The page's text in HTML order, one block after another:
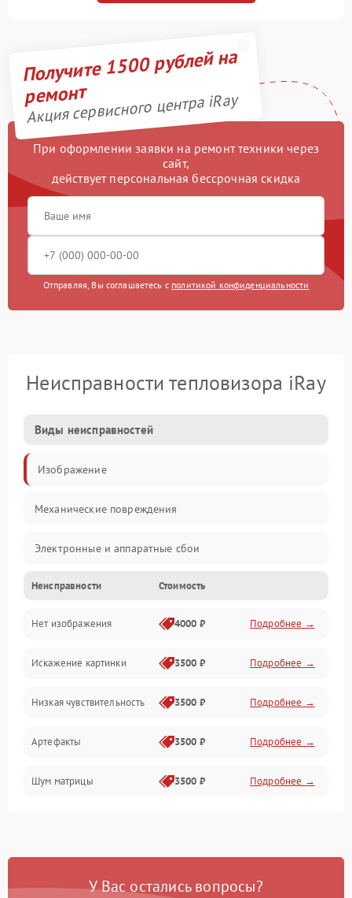
Получите 1500 рублей на
ремонт
Акция сервисного центра iRay
При оформлении заявки на ремонт техники через
сайт,
действует персональная бессрочная скидка
Отправляя, Вы соглашаетесь с политикой конфиденциальности
Неисправности тепловизора iRay
Виды неисправностей
Изображение
Механические повреждения
Электронные и аппаратные сбои
Неисправности сенсора и оптики
Программные ошибки
Электропитание
Измерения
Матрица
Проблемы питания
Неисправности Стоимость
Нет изображения 4000 ₽ Подробнее →
Искажение картинки 3500 ₽ Подробнее →
Низкая чувствительность 3500 ₽ Подробнее →
Артефакты 3500 ₽ Подробнее →
Шум матрицы 3500 ₽ Подробнее →
У Вас остались вопросы?